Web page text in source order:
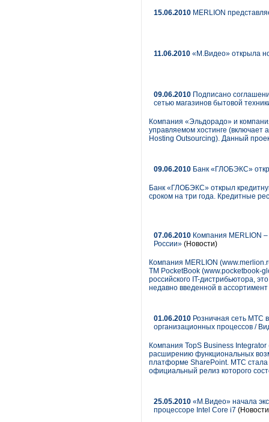
15.06.2010 MERLION
11.06.2010 «М.Видео» открыла
09.06.2010 Подписано
сетью магазинов бытовой
Компания «Эльдорадо» и
управляемом хостинге (включает
Hosting Outsourcing). Данный
09.06.2010 Банк «ГЛОБЭКС»
Банк «ГЛОБЭКС» открыл
сроком на три года. Кредитные
07.06.2010 Компания MERLION
России» (Новости)
Компания MERLION
ТМ PocketBook (www.pocketbook-
российского IT-дистрибьютора,
недавно введенной в
01.06.2010 Розничная сеть МТС
организационных процессов /
Компания TopS Business
расширению функциональных
платформе SharePoint. МТС
официальный релиз которого
25.05.2010 «М.Видео» начала
процессоре Intel Core i7